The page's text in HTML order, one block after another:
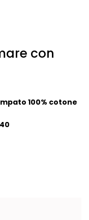
(24)
con
100% cotone